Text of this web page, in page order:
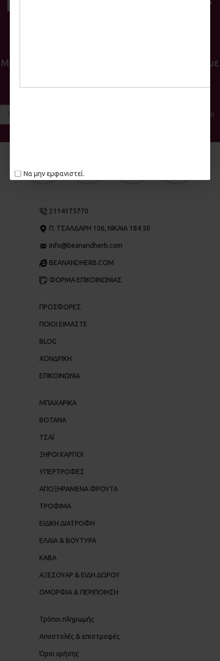
Να μην εμφανιστεί.
Εγγραφή στο Newsletter
Μείνετε ενημερωμένοι με νέα και προσφορές με
Αποστολή
2114175770
Π. ΤΣΑΛΔΆΡΗ 106, ΝΊΚΑΙΑ 184 50
info@beanandherb.com
BEANANDHERB.COM
ΦΟΡΜΑ ΕΠΙΚΟΙΝΩΝΙΑΣ
ΠΡΟΣΦΟΡΕΣ
ΠΟΙΟΙ ΕΊΜΑΣΤΕ
BLOG
ΧΟΝΔΡΙΚΉ
ΕΠΙΚΟΙΝΩΝΊΑ
ΜΠΑΧΑΡΙΚΑ
ΒΟΤΑΝΑ
ΤΣΑΪ
ΞΗΡΟΙ ΚΑΡΠΟΙ
ΥΠΕΡΤΡΟΦΕΣ
ΑΠΟΞΗΡΑΜΕΝΑ ΦΡΟΥΤΑ
ΤΡΟΦΙΜΑ
ΕΙΔΙΚΗ ΔΙΑΤΡΟΦΗ
ΕΛΑΙΑ & ΒΟΥΤΥΡΑ
ΚΑΒΑ
ΑΞΕΣΟΥΑΡ & ΕΙΔΗ ΔΩΡΟΥ
ΟΜΟΡΦΙΑ & ΠΕΡΙΠΟΙΗΣΗ
Τρόποι πληρωμής
Αποστολές & επιστροφές
Όροι χρήσης